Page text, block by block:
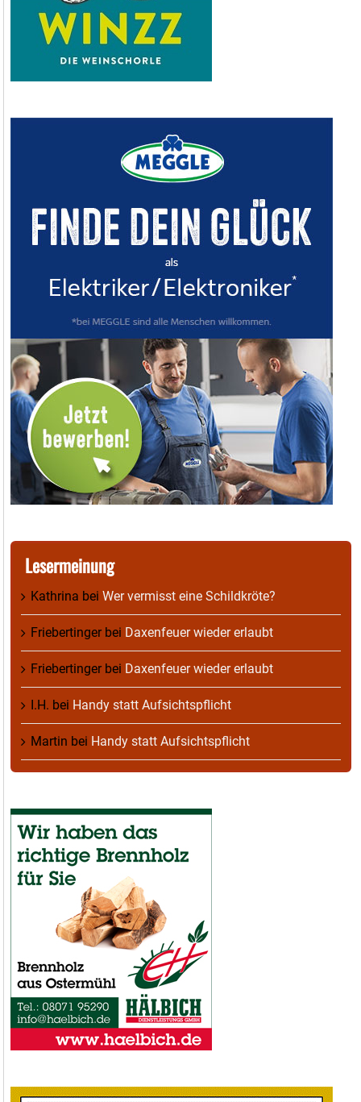
Lesermeinung
Kathrina bei Wer vermisst eine Schildkröte?
Friebertingerbei Daxenfeuer wieder erlaubt
Friebertingerbei Daxenfeuer wieder erlaubt
I.H. bei Handy statt Aufsichtspflicht
Martin bei Handy statt Aufsichtspflicht